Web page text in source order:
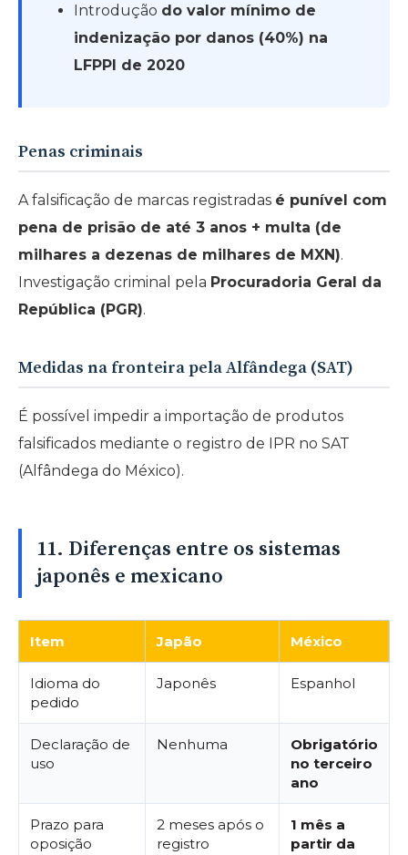
Introdução do valor mínimo de
indenização por danos (40%) na
LFPPI de 2020
Penas criminais
A falsificação de marcas registradas é punível com
pena de prisão de até 3 anos + multa (de
milhares a dezenas de milhares de MXN).
Investigação criminal pela Procuradoria Geral da
República (PGR).
Medidas na fronteira pela Alfândega (SAT)
É possível impedir a importação de produtos
falsificados mediante o registro de IPR no SAT
(Alfândega do México).
11. Diferenças entre os sistemas
japonês e mexicano
Item Japão México
Idioma do
pedido
Japonês Espanhol
Declaração de
uso
Nenhuma
Obrigatório
no terceiro
ano
Prazo para
oposição
2 meses após o
registro
1 mês a
partir da